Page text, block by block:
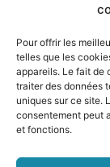
Pour offrir les
telles que les
appareils. Le fait de
traiter des données
uniques sur ce site.
consentement peut
et fonctions.
e
b
o
o
k
-
t
a
g
r
a
m
i
k
e
d
i
n
n